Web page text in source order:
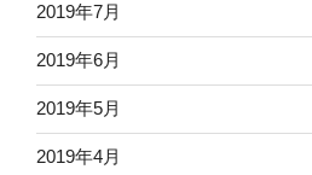
2019年7月
2019年6月
2019年5月
2019年4月